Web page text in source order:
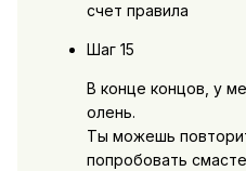
счет правила
Шаг 15
В конце концов, у
олень.
Ты можешь
попробовать